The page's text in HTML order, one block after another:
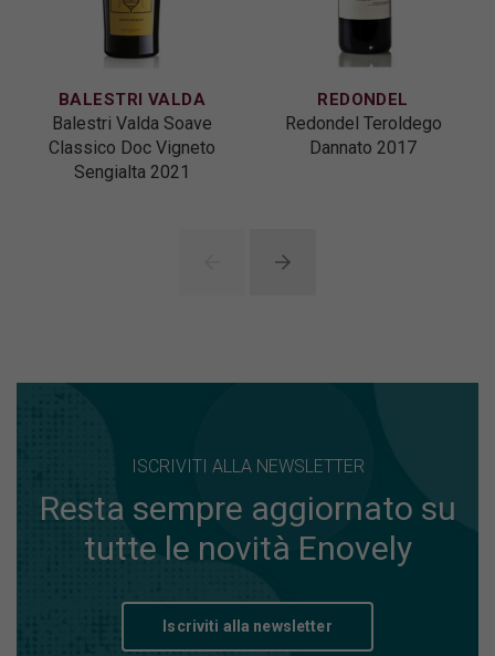
BALESTRI VALDA
Balestri Valda Soave
Classico Doc Vigneto
Sengialta 2021
REDONDEL
Redondel Teroldego
Dannato 2017
ISCRIVITI ALLA NEWSLETTER
Resta sempre aggiornato su
tutte le novità Enovely
Iscriviti alla newsletter